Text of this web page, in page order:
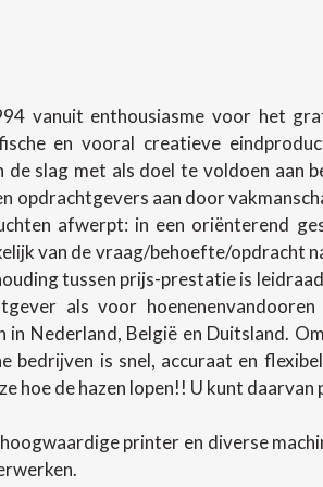
vanuit enthousiasme voor het
en vooral creatieve
slag met als doel te voldoen aan
opdrachtgevers aan door
afwerpt: in een oriënterend
van de vraag/behoefte/opdracht
tussen prijs-prestatie is
als voor
Nederland, België en Duitsland.
is snel, accuraat en
hoe de hazen lopen!! U kunt
printer en diverse